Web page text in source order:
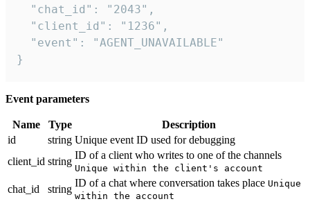
  "chat_id": "2043",
  "client_id": "1236",
  "event": "AGENT_UNAVAILABLE"
}
Event parameters
Name Type
Description
id
string Unique event ID used for debugging
client_id string
ID of a client who writes to one of the channels
Unique within the client's account
chat_id string
ID of a chat where conversation takes place Unique
within the account